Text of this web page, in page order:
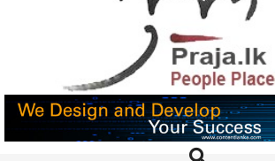
PRAJA.LK
Search